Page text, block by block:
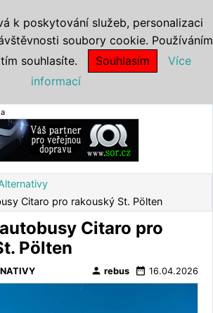
Citaro pro rakouský St. Pölten
Citaro pro
Pölten
person rebus date_range 16.04.2026
k poskytování služeb, personalizaci
soubory cookie. Používáním
souhlasíte.
Souhlasím
Více
informací